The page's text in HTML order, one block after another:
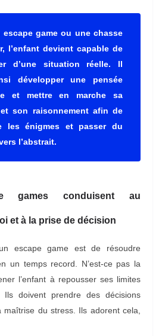
escape game ou une chasse
l’enfant devient capable de
d’une situation réelle. Il
développer une pensée
et mettre en marche sa
son raisonnement afin de
les énigmes et passer du
l’abstrait.
games conduisent au
et à la prise de décision
escape game est de résoudre
un temps record. N’est-ce pas la
l’enfant à repousser ses limites
doivent prendre des décisions
du stress. Ils adorent cela,